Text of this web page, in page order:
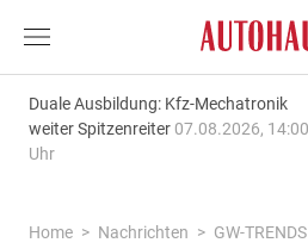
Duale Ausbildung: Kfz-Mechatronik
weiter Spitzenreiter 07.08.2026, 14:00
Uhr
Home Nachrichten
GW-TRENDS